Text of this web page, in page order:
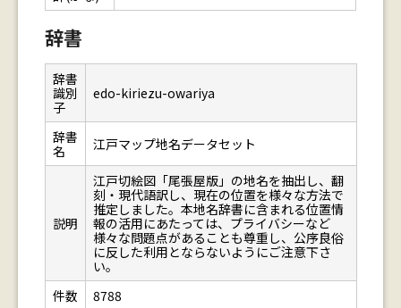
辞書
辞書
識別
子
edo-kiriezu-owariya
辞書
名
江戸マップ地名データセット
説明
江戸切絵図「尾張屋版」の地名を抽出し、翻
刻・現代語訳し、現在の位置を様々な方法で
推定しました。本地名辞書に含まれる位置情
報の活用にあたっては、プライバシーなど
様々な問題点があることも尊重し、公序良俗
に反した利用とならないようにご注意下さ
い。
件数
8788